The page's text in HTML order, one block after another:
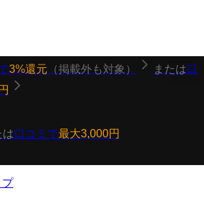
3%還元 （掲載外も対象） または口
は口コミで最大3,000円
プ